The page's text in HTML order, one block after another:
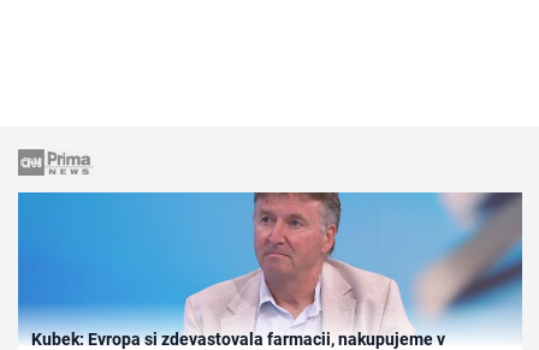
Kubek: Evropa si zdevastovala farmacii, nakupujeme v